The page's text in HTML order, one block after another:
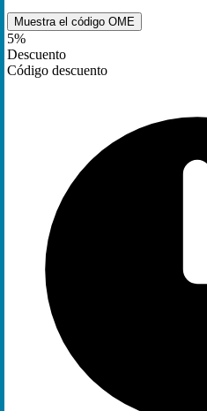
Muestra el código OME
5%
Descuento
Código descuento